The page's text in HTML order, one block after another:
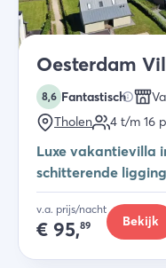
Oesterdam
8,6 Fantastisch
Tholen
4 t/m 16
Luxe vakantievilla
schitterende
v.a. prijs/nacht
€ 95,89 Bekijk